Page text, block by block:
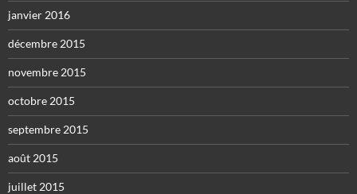
janvier 2016
décembre 2015
novembre 2015
octobre 2015
septembre 2015
août 2015
juillet 2015